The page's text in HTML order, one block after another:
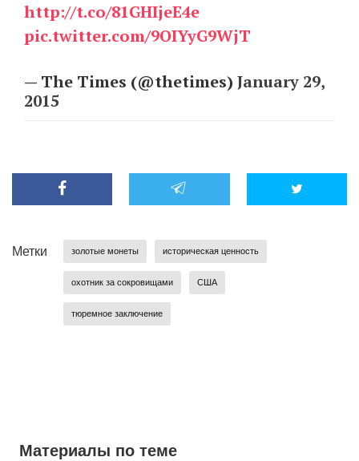
http://t.co/81GHIjeE4e
pic.twitter.com/9OIYyG9WjT
— The Times (@thetimes) January 29,
2015
Метки золотые монеты историческая ценность
охотник за сокровищами США
тюремное заключение
Материалы по теме